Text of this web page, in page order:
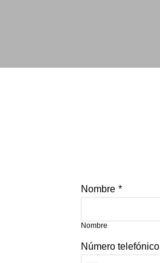
Nombre *
Nombre
Número telefónico